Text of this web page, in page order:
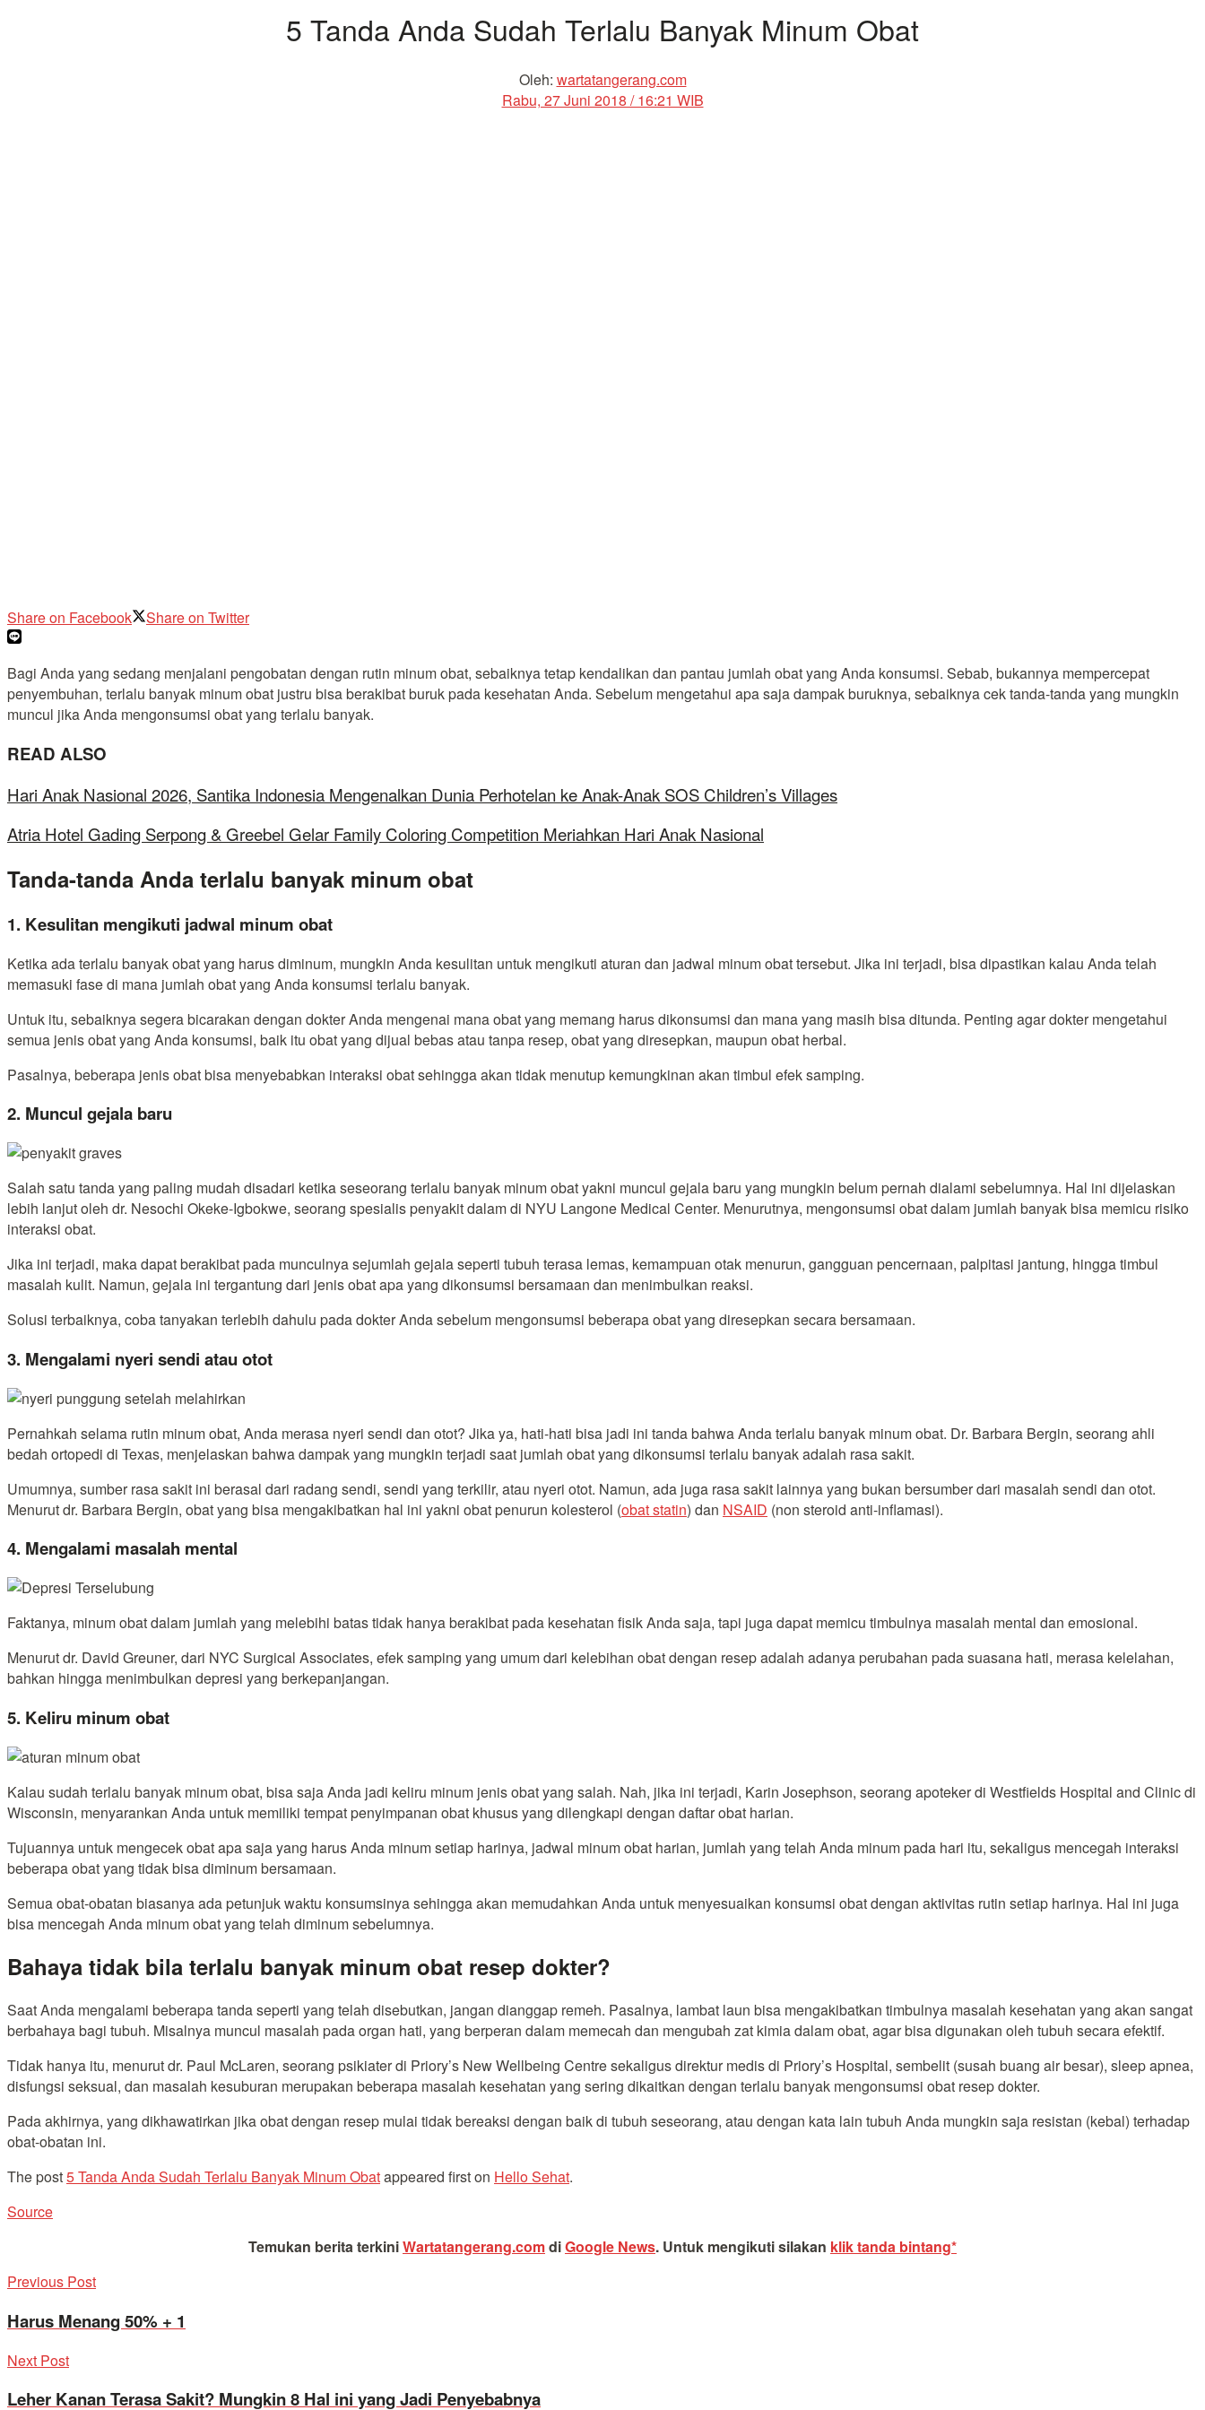
5 Tanda Anda Sudah Terlalu Banyak Minum Obat
Oleh: wartatangerang.com
Rabu, 27 Juni 2018 / 16:21 WIB
Share on Facebook Share on Twitter
Bagi Anda yang sedang menjalani pengobatan dengan rutin minum obat, sebaiknya tetap kendalikan dan pantau jumlah obat yang Anda konsumsi. Sebab, bukannya mempercepat
penyembuhan, terlalu banyak minum obat justru bisa berakibat buruk pada kesehatan Anda. Sebelum mengetahui apa saja dampak buruknya, sebaiknya cek tanda-tanda yang mungkin
muncul jika Anda mengonsumsi obat yang terlalu banyak.
READ ALSO
Hari Anak Nasional 2026, Santika Indonesia Mengenalkan Dunia Perhotelan ke Anak-Anak SOS Children’s Villages
Atria Hotel Gading Serpong & Greebel Gelar Family Coloring Competition Meriahkan Hari Anak Nasional
Tanda-tanda Anda terlalu banyak minum obat
1. Kesulitan mengikuti jadwal minum obat
Ketika ada terlalu banyak obat yang harus diminum, mungkin Anda kesulitan untuk mengikuti aturan dan jadwal minum obat tersebut. Jika ini terjadi, bisa dipastikan kalau Anda telah
memasuki fase di mana jumlah obat yang Anda konsumsi terlalu banyak.
Untuk itu, sebaiknya segera bicarakan dengan dokter Anda mengenai mana obat yang memang harus dikonsumsi dan mana yang masih bisa ditunda. Penting agar dokter mengetahui
semua jenis obat yang Anda konsumsi, baik itu obat yang dijual bebas atau tanpa resep, obat yang diresepkan, maupun obat herbal.
Pasalnya, beberapa jenis obat bisa menyebabkan interaksi obat sehingga akan tidak menutup kemungkinan akan timbul efek samping.
2. Muncul gejala baru
Salah satu tanda yang paling mudah disadari ketika seseorang terlalu banyak minum obat yakni muncul gejala baru yang mungkin belum pernah dialami sebelumnya. Hal ini dijelaskan
lebih lanjut oleh dr. Nesochi Okeke-Igbokwe, seorang spesialis penyakit dalam di NYU Langone Medical Center. Menurutnya, mengonsumsi obat dalam jumlah banyak bisa memicu risiko
interaksi obat.
Jika ini terjadi, maka dapat berakibat pada munculnya sejumlah gejala seperti tubuh terasa lemas, kemampuan otak menurun, gangguan pencernaan, palpitasi jantung, hingga timbul
masalah kulit. Namun, gejala ini tergantung dari jenis obat apa yang dikonsumsi bersamaan dan menimbulkan reaksi.
Solusi terbaiknya, coba tanyakan terlebih dahulu pada dokter Anda sebelum mengonsumsi beberapa obat yang diresepkan secara bersamaan.
3. Mengalami nyeri sendi atau otot
Pernahkah selama rutin minum obat, Anda merasa nyeri sendi dan otot? Jika ya, hati-hati bisa jadi ini tanda bahwa Anda terlalu banyak minum obat. Dr. Barbara Bergin, seorang ahli
bedah ortopedi di Texas, menjelaskan bahwa dampak yang mungkin terjadi saat jumlah obat yang dikonsumsi terlalu banyak adalah rasa sakit.
Umumnya, sumber rasa sakit ini berasal dari radang sendi, sendi yang terkilir, atau nyeri otot. Namun, ada juga rasa sakit lainnya yang bukan bersumber dari masalah sendi dan otot.
Menurut dr. Barbara Bergin, obat yang bisa mengakibatkan hal ini yakni obat penurun kolesterol (obat statin) dan NSAID (non steroid anti-inflamasi).
4. Mengalami masalah mental
Faktanya, minum obat dalam jumlah yang melebihi batas tidak hanya berakibat pada kesehatan fisik Anda saja, tapi juga dapat memicu timbulnya masalah mental dan emosional.
Menurut dr. David Greuner, dari NYC Surgical Associates, efek samping yang umum dari kelebihan obat dengan resep adalah adanya perubahan pada suasana hati, merasa kelelahan,
bahkan hingga menimbulkan depresi yang berkepanjangan.
5. Keliru minum obat
Kalau sudah terlalu banyak minum obat, bisa saja Anda jadi keliru minum jenis obat yang salah. Nah, jika ini terjadi, Karin Josephson, seorang apoteker di Westfields Hospital and Clinic di
Wisconsin, menyarankan Anda untuk memiliki tempat penyimpanan obat khusus yang dilengkapi dengan daftar obat harian.
Tujuannya untuk mengecek obat apa saja yang harus Anda minum setiap harinya, jadwal minum obat harian, jumlah yang telah Anda minum pada hari itu, sekaligus mencegah interaksi
beberapa obat yang tidak bisa diminum bersamaan.
Semua obat-obatan biasanya ada petunjuk waktu konsumsinya sehingga akan memudahkan Anda untuk menyesuaikan konsumsi obat dengan aktivitas rutin setiap harinya. Hal ini juga
bisa mencegah Anda minum obat yang telah diminum sebelumnya.
Bahaya tidak bila terlalu banyak minum obat resep dokter?
Saat Anda mengalami beberapa tanda seperti yang telah disebutkan, jangan dianggap remeh. Pasalnya, lambat laun bisa mengakibatkan timbulnya masalah kesehatan yang akan sangat
berbahaya bagi tubuh. Misalnya muncul masalah pada organ hati, yang berperan dalam memecah dan mengubah zat kimia dalam obat, agar bisa digunakan oleh tubuh secara efektif.
Tidak hanya itu, menurut dr. Paul McLaren, seorang psikiater di Priory’s New Wellbeing Centre sekaligus direktur medis di Priory’s Hospital, sembelit (susah buang air besar), sleep apnea,
disfungsi seksual, dan masalah kesuburan merupakan beberapa masalah kesehatan yang sering dikaitkan dengan terlalu banyak mengonsumsi obat resep dokter.
Pada akhirnya, yang dikhawatirkan jika obat dengan resep mulai tidak bereaksi dengan baik di tubuh seseorang, atau dengan kata lain tubuh Anda mungkin saja resistan (kebal) terhadap
obat-obatan ini.
The post5 Tanda Anda Sudah Terlalu Banyak Minum Obatappeared first on Hello Sehat.
Source
Temukan berita terkiniWartatangerang.comdiGoogle News. Untuk mengikuti silakan klik tanda bintang*
Previous Post
Harus Menang 50% + 1
Next Post
Leher Kanan Terasa Sakit? Mungkin 8 Hal ini yang Jadi Penyebabnya